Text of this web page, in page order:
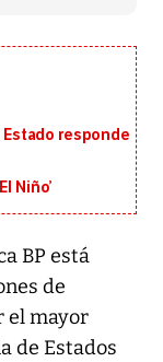
responde
Niño’
BP está
de
el mayor
de Estados